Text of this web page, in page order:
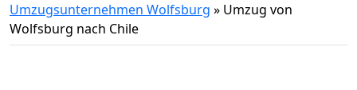
Umzugsunternehmen Wolfsburg » Umzug von
Wolfsburg nach Chile